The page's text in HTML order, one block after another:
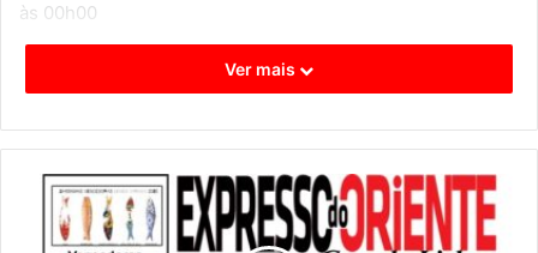
às 00h00
12 de Junho: Das 12h00 às 02h00
No dia 10 de Junho, Dia de Camões, de Portugal e das
maiores expressões artísticas e musicais da cultura
portuguesa: o Fado e as Marchas Populares, a partir das
Ver mais